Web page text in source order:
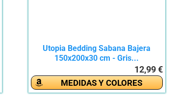
Utopia Bedding Sabana Bajera
150x200x30 cm - Gris...
12,99 €
MEDIDAS Y COLORES